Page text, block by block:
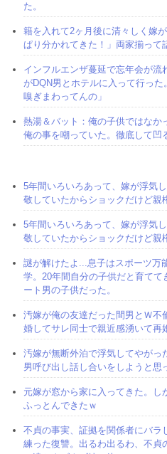
た。
籍を入れて2ヶ月後に清々しく嫁
ぱり分かれてきた！」両家揃って
インフルエンザ蔓延で忘年会が
がDQN男とホテルに入って行っ
嗅ぎまわってんの」
熱湯＆バット：俺の子供ではな
俺の事を嘲っていた。徹底して凹
5年間いろいろあって、嫁が浮気
敬していたからショックだけど親
5年間いろいろあって、嫁が浮気
敬していたからショックだけど親
謎が解けたよ...息子はスポーツ万
学。20年間自分の子供だと育てて
ート男の子供だった。
汚嫁が俺の友達だった間男とＷ
婚してサレ同士で親近感湧いて再
汚嫁が無断外泊で浮気してやがっ
男呼び出し話し合いをしようと
元嫁が窓から家に入ってきた。
ふっとんできたｗ
不貞の事実、証拠を関係者にバラ
練った復讐。出るわ出るわ、不貞